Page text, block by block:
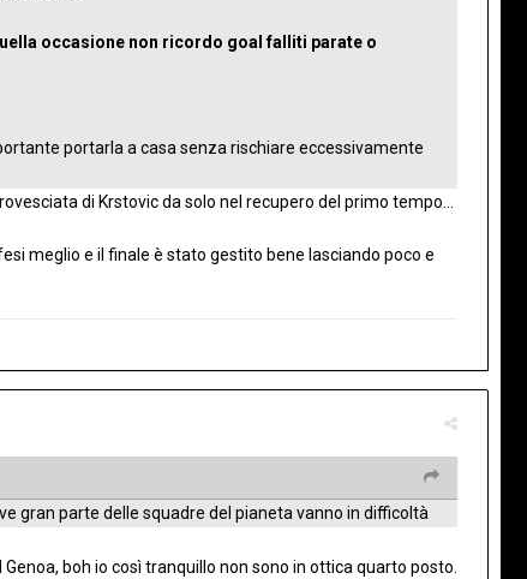
occasione non ricordo goal falliti parate o
portarla a casa senza rischiare eccessivamente
di Krstovic da solo nel recupero del primo tempo...
meglio e il finale è stato gestito bene lasciando poco e
gran parte delle squadre del pianeta vanno in difficoltà
boh io così tranquillo non sono in ottica quarto posto.